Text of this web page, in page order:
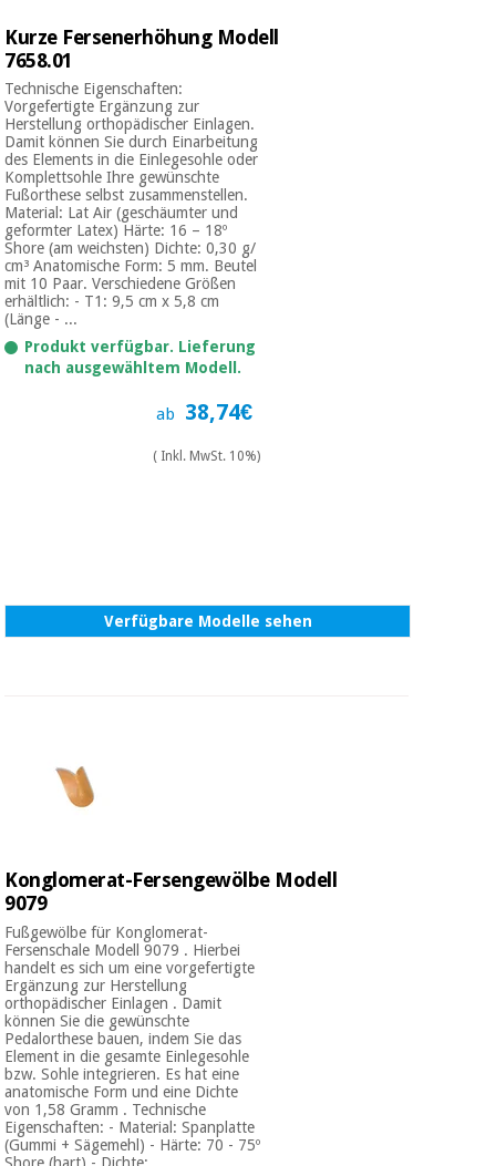
Kurze Fersenerhöhung Modell
7658.01
Technische Eigenschaften:
Vorgefertigte Ergänzung zur
Herstellung orthopädischer Einlagen.
Damit können Sie durch Einarbeitung
des Elements in die Einlegesohle oder
Komplettsohle Ihre gewünschte
Fußorthese selbst zusammenstellen.
Material: Lat Air (geschäumter und
geformter Latex) Härte: 16 – 18º
Shore (am weichsten) Dichte: 0,30 g/
cm³ Anatomische Form: 5 mm. Beutel
mit 10 Paar. Verschiedene Größen
erhältlich: - T1: 9,5 cm x 5,8 cm
(Länge - ...
Produkt verfügbar. Lieferung
nach ausgewähltem Modell.
ab 38,74€
( Inkl. MwSt. 10%)
Verfügbare Modelle sehen
Konglomerat-Fersengewölbe Modell
9079
Fußgewölbe für Konglomerat-
Fersenschale Modell 9079 . Hierbei
handelt es sich um eine vorgefertigte
Ergänzung zur Herstellung
orthopädischer Einlagen . Damit
können Sie die gewünschte
Pedalorthese bauen, indem Sie das
Element in die gesamte Einlegesohle
bzw. Sohle integrieren. Es hat eine
anatomische Form und eine Dichte
von 1,58 Gramm . Technische
Eigenschaften: - Material: Spanplatte
(Gummi + Sägemehl) - Härte: 70 - 75º
Shore (hart) - Dichte: ...